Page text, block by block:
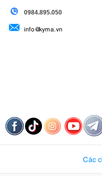
0984.895.050
info@kyma.vn
Các